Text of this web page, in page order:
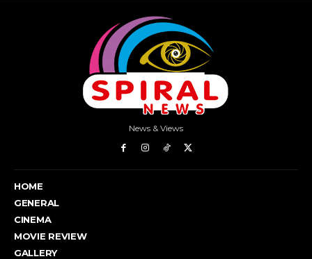
News & Views
HOME
GENERAL
CINEMA
MOVIE REVIEW
GALLERY